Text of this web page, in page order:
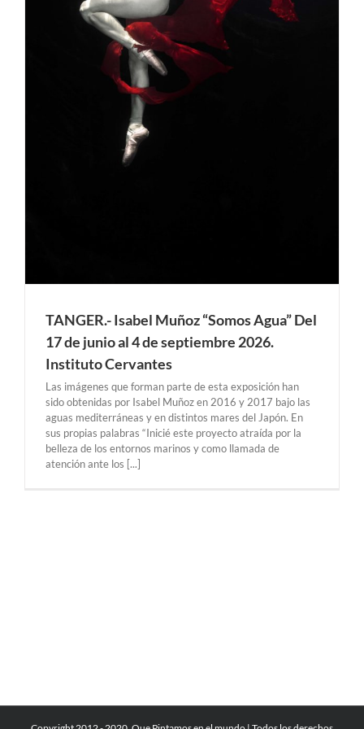
TANGER.- Isabel Muñoz “Somos Agua” Del
17 de junio al 4 de septiembre 2026.
Instituto Cervantes
Las imágenes que forman parte de esta exposición han
sido obtenidas por Isabel Muñoz en 2016 y 2017 bajo las
aguas mediterráneas y en distintos mares del Japón. En
sus propias palabras “Inicié este proyecto atraída por la
belleza de los entornos marinos y como llamada de
atención ante los [...]